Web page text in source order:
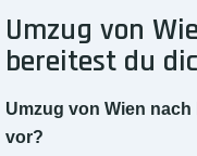
Umzug von
bereitest du
Umzug von Wien
vor?